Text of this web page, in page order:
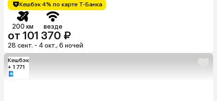
Кешбэк 4% по карте Т-Банка
200 км везде
от 101 370 ₽
28 сент. - 4 окт., 6 ночей
Кешбэк
+ 1 771